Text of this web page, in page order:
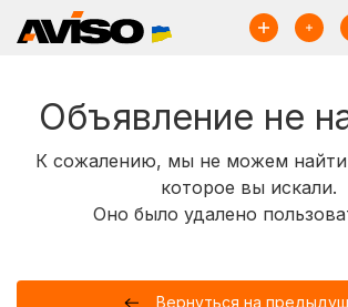
Объявление не
К сожалению, мы не можем найти
которое вы искали.
Оно было удалено
Вернуться на